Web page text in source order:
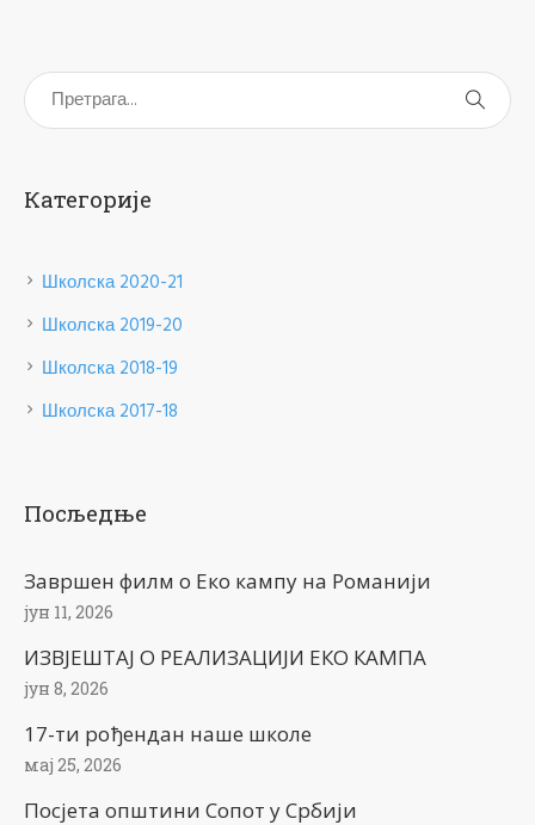
Категорије
Школска 2020-21
Школска 2019-20
Школска 2018-19
Школска 2017-18
Посљедње
Завршен филм о Еко кампу на Романији
јун 11, 2026
ИЗВЈЕШТАЈ О РЕАЛИЗАЦИЈИ ЕКО КАМПА
јун 8, 2026
17-ти рођендан наше школе
мај 25, 2026
Посјета општини Сопот у Србији